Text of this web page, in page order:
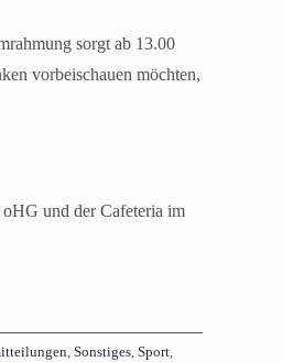
sorgt ab 13.00
vorbeischauen möchten,
und der Cafeteria im
, Sonstiges, Sport,